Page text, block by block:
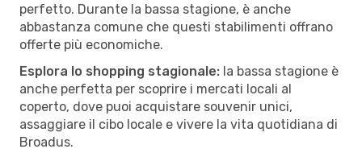
perfetto. Durante la bassa stagione, è anche
abbastanza comune che questi stabilimenti offrano
offerte più economiche.
Esplora lo shopping stagionale: la bassa stagione è
anche perfetta per scoprire i mercati locali al
coperto, dove puoi acquistare souvenir unici,
assaggiare il cibo locale e vivere la vita quotidiana di
Broadus.